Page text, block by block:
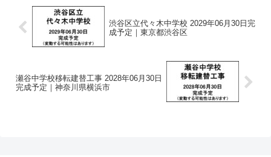
渋谷区立代々木中学校 2029年06月30日完
成予定｜東京都渋谷区
瀬谷中学校移転建替工事 2028年06月30日
完成予定｜神奈川県横浜市